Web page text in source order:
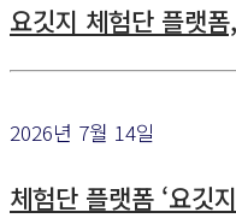
요깃지 체험단 플랫
2026년 7월 14일
체험단 플랫폼 ‘요깃